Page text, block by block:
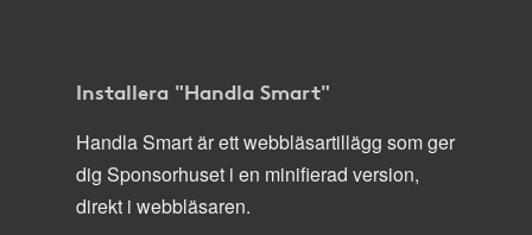
Installera "Handla Smart"
Handla Smart är ett webbläsartillägg som ger
dig Sponsorhuset i en minifierad version,
direkt i webbläsaren.